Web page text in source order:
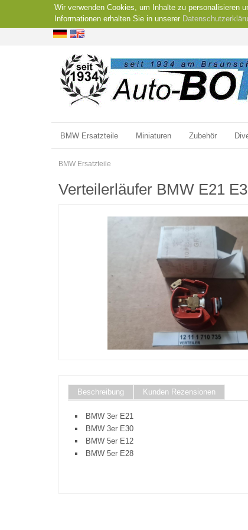
Wir verwenden Cookies, um Inhalte zu personalisieren
Informationen erhalten Sie in unserer
BMW Ersatzteile Miniaturen Zubehör
BMW Ersatzteile
Verteilerläufer BMW E21
Beschreibung Kunden Rezensionen
BMW 3er E21
BMW 3er E30
BMW 5er E12
BMW 5er E28